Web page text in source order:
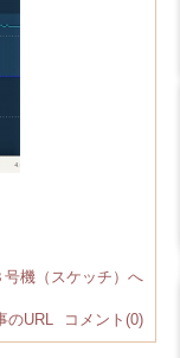
機（スケッチ）へ
のURL コメント(0)